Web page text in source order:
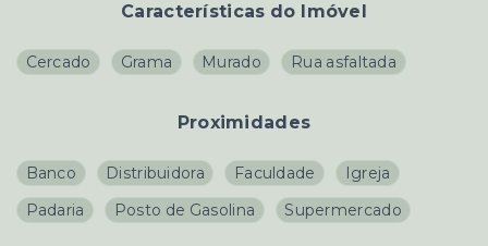
Características do Imóvel
Cercado Grama Murado Rua asfaltada
Proximidades
Banco Distribuidora Faculdade
Igreja
Padaria
Posto de Gasolina Supermercado